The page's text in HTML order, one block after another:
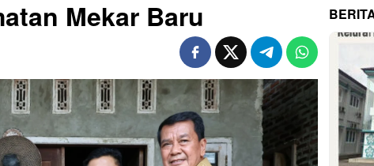
Mekar Baru